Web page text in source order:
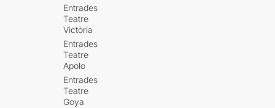
Entrades
Teatre
Victòria
Entrades
Teatre
Apolo
Entrades
Teatre
Goya